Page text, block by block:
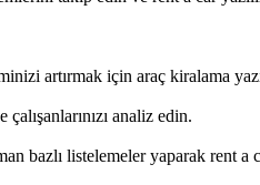
artırmak için araç kiralama
analiz edin.
bazlı listelemeler yaparak rent